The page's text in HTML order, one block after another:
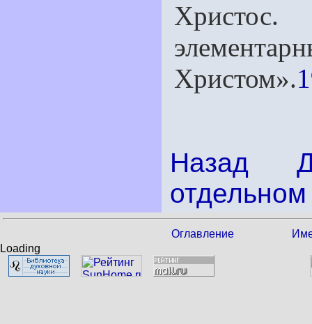
Христос.
Христом».
Назад
Оглавление
Loading